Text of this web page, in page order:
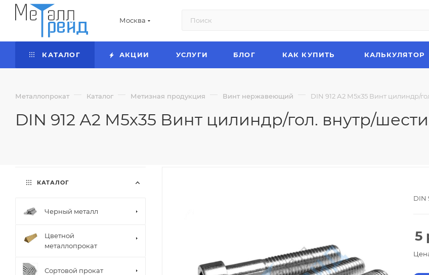
Москва
КАТАЛОГ АКЦИИ УСЛУГИ БЛОГ КАК КУПИТЬ КАЛЬКУЛЯТОР
Металлопрокат — Каталог — Метизная продукция — Винт нержавеющий — DIN 912 А2 М5х35 Винт цилиндр/
DIN 912 А2 М5х35 Винт цилиндр/гол. внутр/
DIN
5
КАТАЛОГ
Черный металл
Цветной
металлопрокат
Сортовой прокат